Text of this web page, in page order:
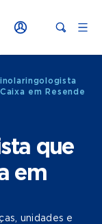
em Resende
que
em
unidades e